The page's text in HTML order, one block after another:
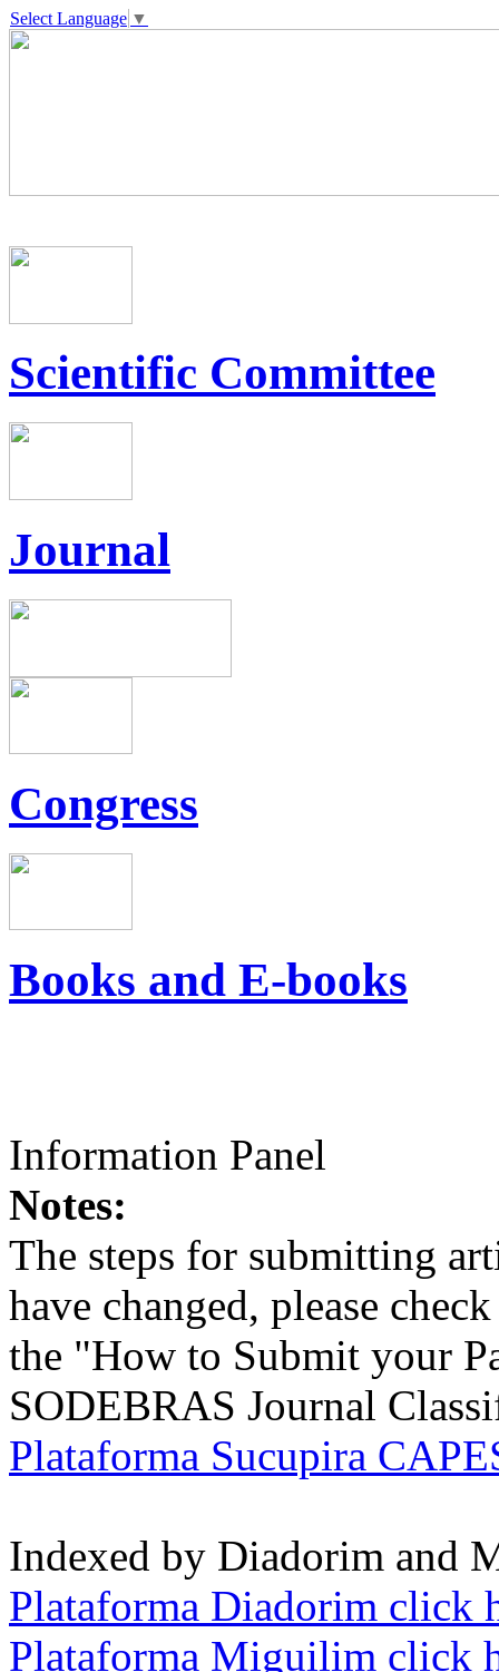
Select Language ▼
Scientific Committee
Journal
Congress
Books and E-books
Information Panel
Notes:
The steps for submitting
have changed, please
the "How to Submit your
SODEBRAS Journal
Plataforma Sucupira
Indexed by Diadorim and
Plataforma Diadorim click
Plataforma Miguilim click